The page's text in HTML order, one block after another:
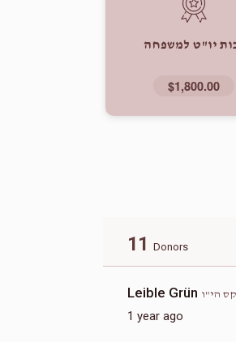
יו"ט למשפחה
$1,800.00
11 Donors
Leible Grün הי"ו
1 year ago